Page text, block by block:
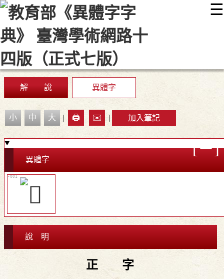
☰
::: 最新消息 常見問題 編輯說明
顯示模式
網站導覽
解 說 異體字
小 中 大 | 🖨️ ✉️ | 加入筆記
異體字
說 明
正 字